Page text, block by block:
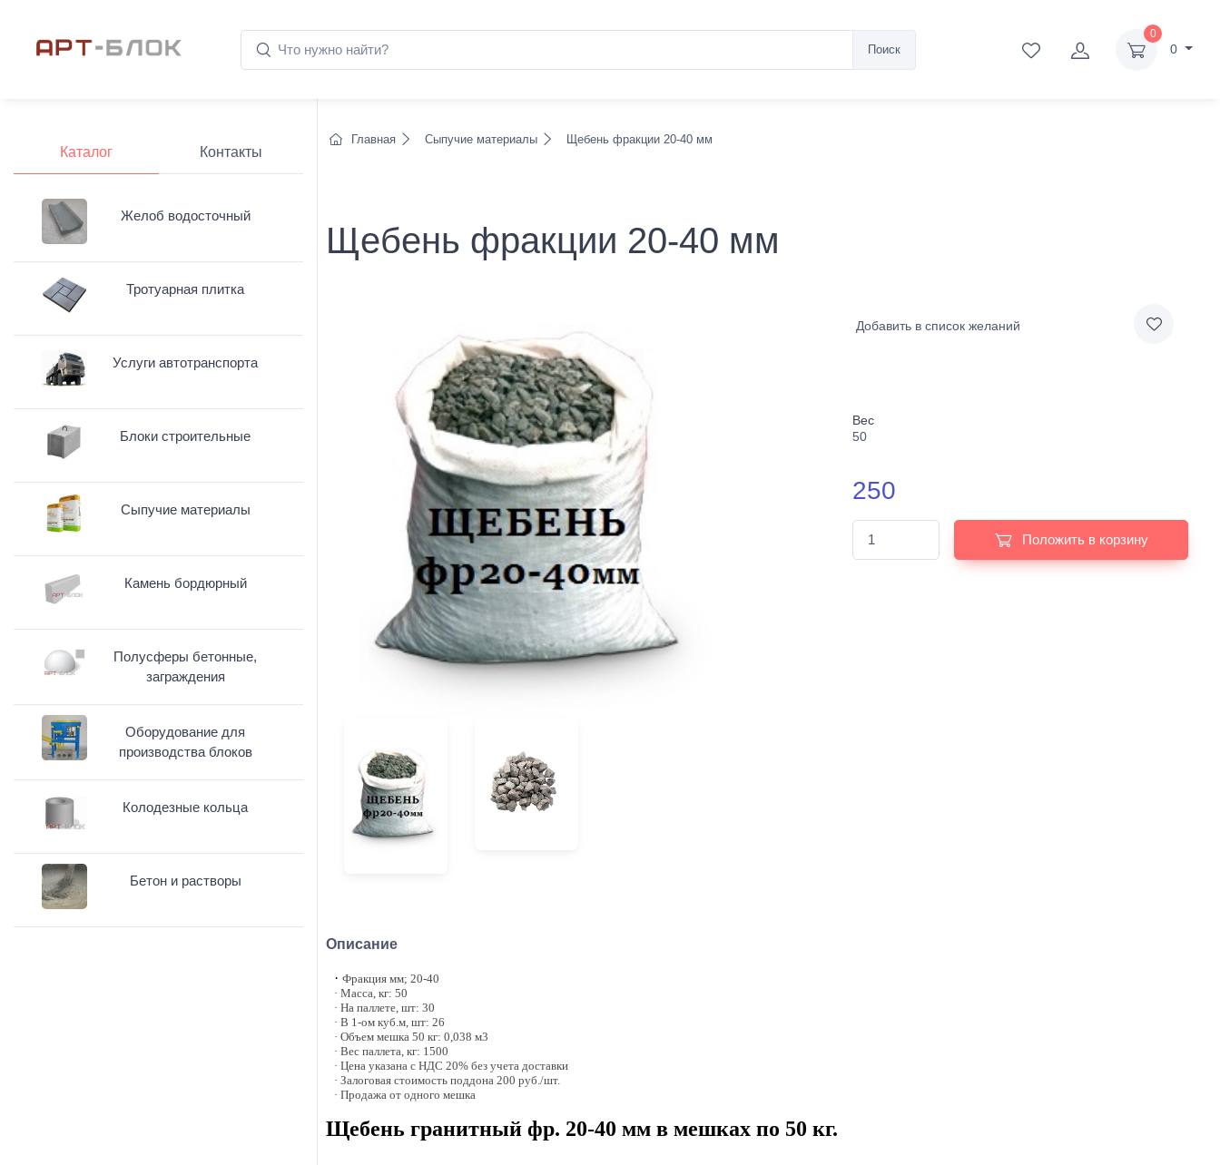
Поиск
0
0
Главная Сыпучие материалы Щебень фракции 20-40 мм
Щебень фракции 20-40 мм
Добавить в список желаний
Вес
50
250
Положить в корзину
Описание
· Фракция мм; 20-40
· Масса, кг: 50
· На паллете, шт: 30
· В 1-ом куб.м, шт: 26
· Объем мешка 50 кг: 0,038 м3
· Вес паллета, кг: 1500
· Цена указана с НДС 20% без учета доставки
· Залоговая стоимость поддона 200 руб./шт.
· Продажа от одного мешка
Щебень гранитный фр. 20-40 мм в мешках по 50 кг.
Каталог Контакты
Желоб водосточный
Тротуарная плитка
Услуги автотранспорта
Блоки строительные
Сыпучие материалы
Камень бордюрный
Полусферы бетонные,
заграждения
Оборудование для
производства блоков
Колодезные кольца
Бетон и растворы